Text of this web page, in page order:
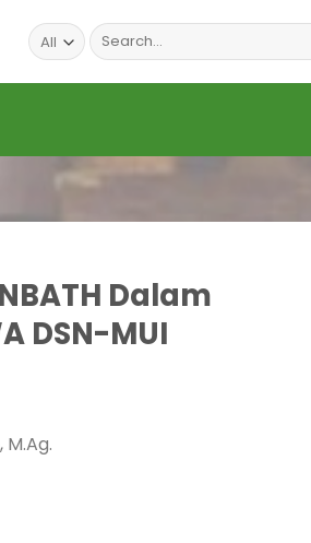
Search
for:
Dalam
DSN-MUI
M.Ag.